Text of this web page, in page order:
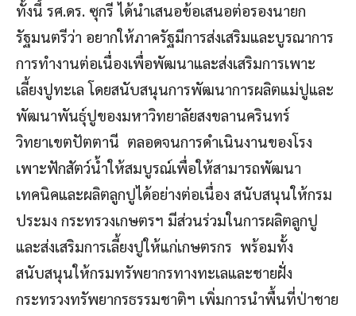
ทั้งนี้ รศ.ดร. ซุกรี ได้นำเสนอข้อเสนอต่อรองนายก
รัฐมนตรีว่า อยากให้ภาครัฐมีการส่งเสริมและบูรณาการ
การทำงานต่อเนื่องเพื่อพัฒนาและส่งเสริมการเพาะ
เลี้ยงปูทะเล โดยสนับสนุนการพัฒนาการผลิตแม่ปูและ
พัฒนาพันธุ์ปูของมหาวิทยาลัยสงขลานครินทร์
วิทยาเขตปัตตานี ตลอดจนการดำเนินงานของโรง
เพาะฟักสัตว์น้ำให้สมบูรณ์เพื่อให้สามารถพัฒนา
เทคนิคและผลิตลูกปูได้อย่างต่อเนื่อง สนับสนุนให้กรม
ประมง กระทรวงเกษตรฯ มีส่วนร่วมในการผลิตลูกปู
และส่งเสริมการเลี้ยงปูให้แก่เกษตรกร พร้อมทั้ง
สนับสนุนให้กรมทรัพยากรทางทะเลและชายฝั่ง
กระทรวงทรัพยากรธรรมชาติฯ เพิ่มการนำพื้นที่ป่าชาย